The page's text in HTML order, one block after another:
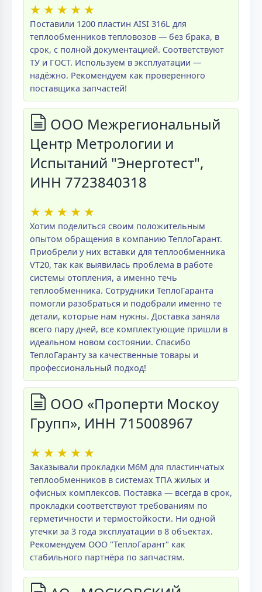
★ ★ ★ ★ ★
Поставили 1200 пластин AISI 316L для
теплообменников тепловозов — без брака, в
срок, с полной документацией. Соответствуют
ТУ и ГОСТ. Используем в эксплуатации —
надёжно. Рекомендуем как проверенного
поставщика запчастей!
ООО Межрегиональный
Центр Метрологии и
Испытаний "Энерготест",
ИНН 7723840318
★ ★ ★ ★ ★
Хотим поделиться своим положительным
опытом обращения в компанию ТеплоГарант.
Приобрели у них вставки для теплообменника
VT20, так как выявилась проблема в работе
системы отопления, а именно течь
теплообменника. Сотрудники ТеплоГаранта
помогли разобраться и подобрали именно те
детали, которые нам нужны. Доставка заняла
всего пару дней, все комплектующие пришли в
идеальном новом состоянии. Спасибо
ТеплоГаранту за качественные товары и
профессиональный подход!
ООО «Проперти Москоу
Групп», ИНН 715008967
★ ★ ★ ★ ★
Заказывали прокладки M6M для пластинчатых
теплообменников в системах ТПА жилых и
офисных комплексов. Поставка — всегда в срок,
прокладки соответствуют требованиям по
герметичности и термостойкости. Ни одной
утечки за 3 года эксплуатации в 8 объектах.
Рекомендуем ООО "ТеплоГарант" как
стабильного партнёра по запчастям.